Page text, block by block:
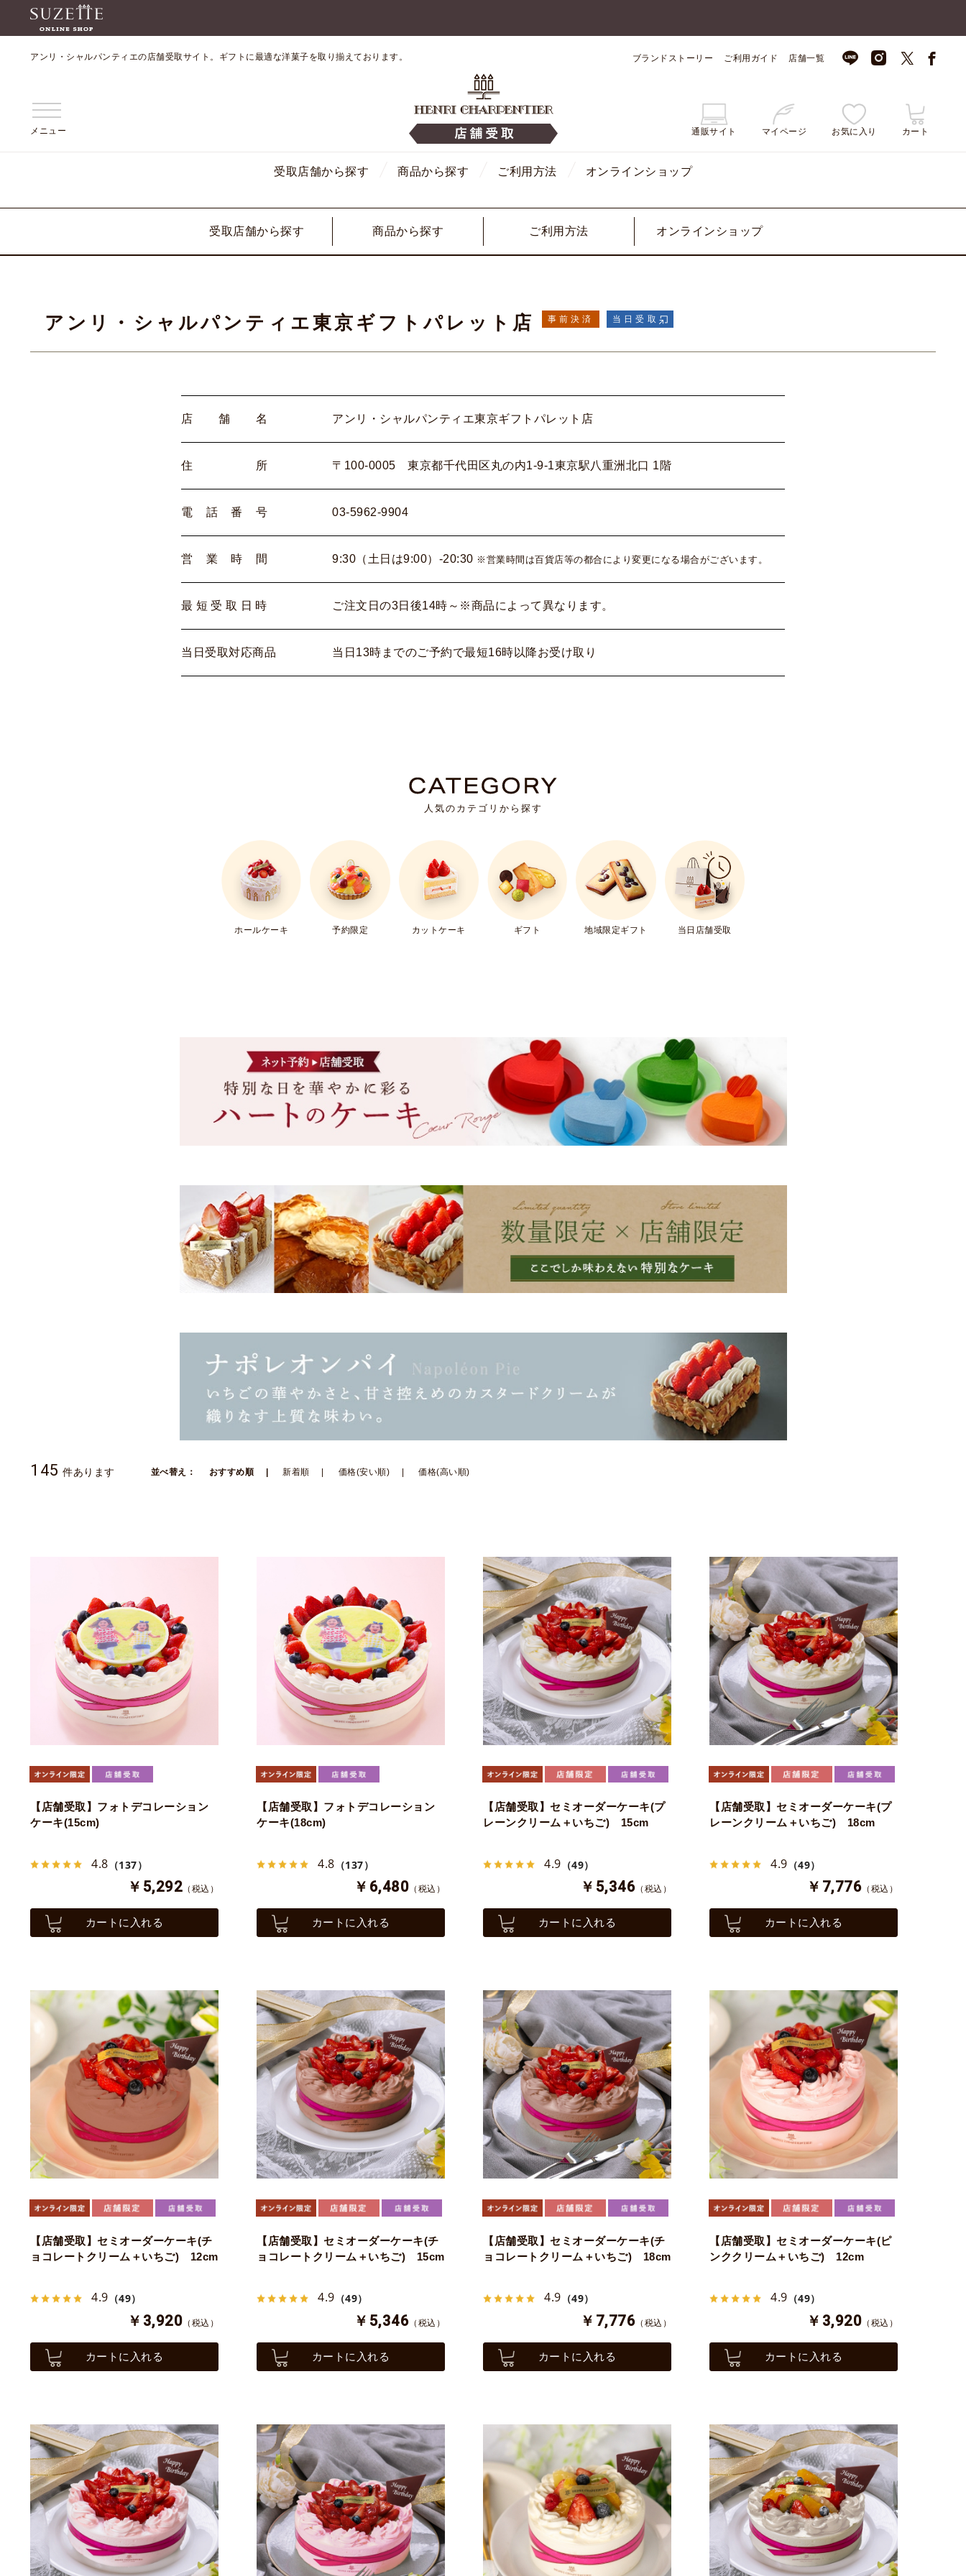
アンリ・シャルパンティエの店舗受取サイト。ギフトに最適な洋菓子を取り揃えております。 ブランドストーリー ご利用ガイド 店舗一覧
メニュー 通販サイト マイページ お気に入り カート
受取店舗から探す 商品から探す ご利用方法 オンラインショップ
受取店舗から探す 商品から探す ご利用方法 オンラインショップ
アンリ・シャルパンティエ東京ギフトパレット店 事前決済 当日受取
店 舗 名 アンリ・シャルパンティエ東京ギフトパレット店
住 所 〒100-0005 東京都千代田区丸の内1-9-1東京駅八重洲北口 1階
電 話 番 号 03-5962-9904
営 業 時 間 9:30（土日は9:00）-20:30 ※営業時間は百貨店等の都合により変更になる場合がございます。
最 短 受 取 日 時 ご注文日の3日後14時～※商品によって異なります。
当 日 受取対応商品 当日13時までのご予約で最短16時以降お受け取り
人気のカテゴリから探す
ホールケーキ 予約限定 カットケーキ ギフト 地域限定ギフト 当日店舗受取
145 件あります 並べ替え： おすすめ順 新着順 価格(安い順) 価格(高い順)
【店舗受取】フォトデコレーション
ケーキ(15cm)
4.8 （137）
￥5,292 （税込）
カートに入れる
【店舗受取】フォトデコレーション
ケーキ(18cm)
4.8 （137）
￥6,480 （税込）
カートに入れる
【店舗受取】セミオーダーケーキ(プ
レーンクリーム＋いちご) 15cm
4.9 （49）
￥5,346 （税込）
カートに入れる
【店舗受取】セミオーダーケーキ(プ
レーンクリーム＋いちご) 18cm
4.9 （49）
￥7,776 （税込）
カートに入れる
【店舗受取】セミオーダーケーキ(チ
ョコレートクリーム＋いちご) 12cm
4.9 （49）
￥3,920 （税込）
カートに入れる
【店舗受取】セミオーダーケーキ(チ
ョコレートクリーム＋いちご) 15cm
4.9 （49）
￥5,346 （税込）
カートに入れる
【店舗受取】セミオーダーケーキ(チ
ョコレートクリーム＋いちご) 18cm
4.9 （49）
￥7,776 （税込）
カートに入れる
【店舗受取】セミオーダーケーキ(ピ
ンククリーム＋いちご) 12cm
4.9 （49）
￥3,920 （税込）
カートに入れる